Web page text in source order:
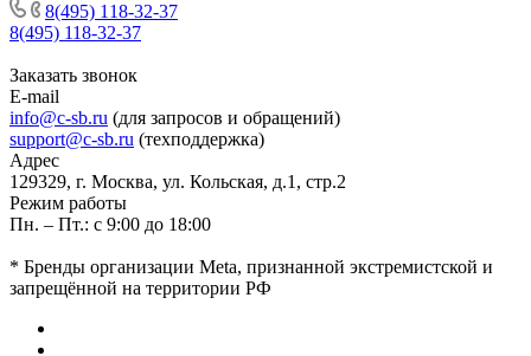
8(495) 118-32-37
8(495) 118-32-37
Заказать звонок
E-mail
info@c-sb.ru (для запросов и обращений)
support@c-sb.ru (техподдержка)
Адрес
129329, г. Москва, ул. Кольская, д.1, стр.2
Режим работы
Пн. – Пт.: с 9:00 до 18:00
* Бренды организации Meta, признанной экстремистской и
запрещённой на территории РФ